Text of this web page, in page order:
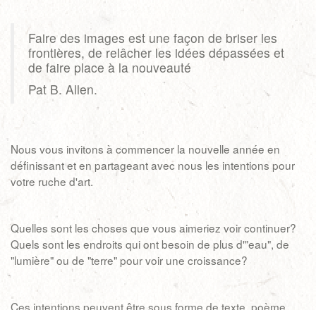
Faire des images est une façon de briser les
frontières, de relâcher les idées dépassées et
de faire place à la nouveauté
Pat B. Allen.
Nous vous invitons à commencer la nouvelle année en
définissant et en partageant avec nous les intentions pour
votre ruche d'art.
Quelles sont les choses que vous aimeriez voir continuer?
Quels sont les endroits qui ont besoin de plus d'"eau", de
"lumière" ou de "terre" pour voir une croissance?
Ces intentions peuvent être sous forme de texte, poème,